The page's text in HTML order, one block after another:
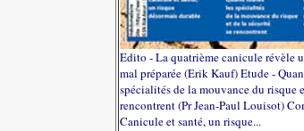
Edito - La quatrième canicule révèle
mal préparée (Erik Kauf) Etude -
spécialités de la mouvance du risque
rencontrent (Pr Jean-Paul Louisot)
Canicule et santé, un risque...